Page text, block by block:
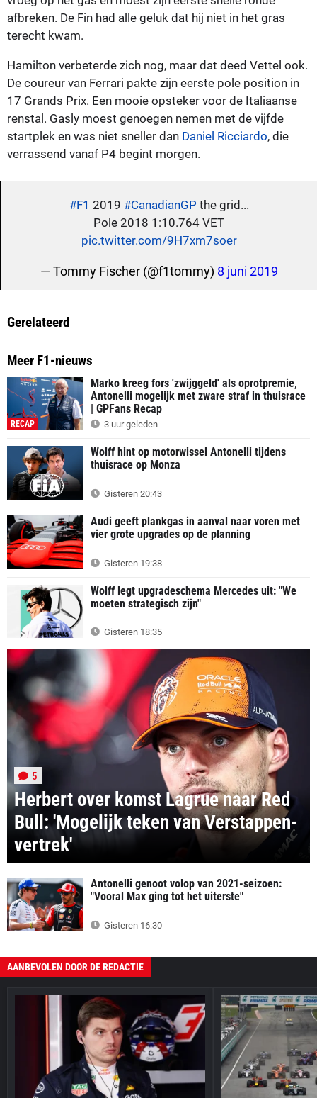
afbreken. De Fin had alle geluk dat hij niet in het gras
terecht kwam.
Hamilton verbeterde zich nog, maar dat deed Vettel ook.
De coureur van Ferrari pakte zijn eerste pole position in
17 Grands Prix. Een mooie opsteker voor de Italiaanse
renstal. Gasly moest genoegen nemen met de vijfde
startplek en was niet sneller dan Daniel Ricciardo, die
verrassend vanaf P4 begint morgen.
#F1 2019 #CanadianGP the grid...
Pole 2018 1:10.764 VET
pic.twitter.com/9H7xm7soer
— Tommy Fischer (@f1tommy) 8 juni 2019
Gerelateerd
Meer F1-nieuws
RECAP
Marko kreeg fors 'zwijggeld' als oprotpremie,
Antonelli mogelijk met zware straf in thuisrace
| GPFans Recap
3 uur geleden
Wolff hint op motorwissel Antonelli tijdens
thuisrace op Monza
Gisteren 20:43
Audi geeft plankgas in aanval naar voren met
vier grote upgrades op de planning
Gisteren 19:38
Wolff legt upgradeschema Mercedes uit: "We
moeten strategisch zijn"
Gisteren 18:35
Herbert over komst Lagrue naar Red
Bull: 'Mogelijk teken van Verstappen-
vertrek'
5
Antonelli genoot volop van 2021-seizoen:
"Vooral Max ging tot het uiterste"
Gisteren 16:30
AANBEVOLEN DOOR DE REDACTIE